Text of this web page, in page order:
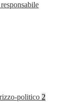
politico 2